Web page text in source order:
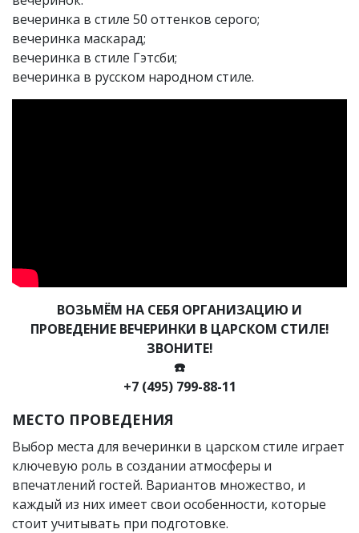
вечеринка в стиле 50 оттенков серого;
вечеринка маскарад;
вечеринка в стиле Гэтсби;
вечеринка в русском народном стиле.
ВОЗЬМЁМ НА СЕБЯ ОРГАНИЗАЦИЮ И
ПРОВЕДЕНИЕ ВЕЧЕРИНКИ В ЦАРСКОМ СТИЛЕ!
ЗВОНИТЕ!
☎️
+7 (495) 799-88-11
МЕСТО ПРОВЕДЕНИЯ
Выбор места для вечеринки в царском стиле играет
ключевую роль в создании атмосферы и
впечатлений гостей. Вариантов множество, и
каждый из них имеет свои особенности, которые
стоит учитывать при подготовке.